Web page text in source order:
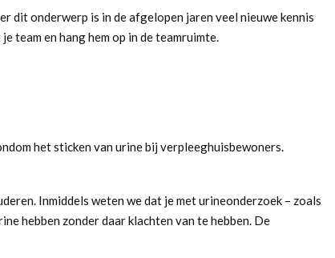
dit onderwerp is in de afgelopen jaren veel nieuwe kennis
team en hang hem op in de teamruimte.
het sticken van urine bij verpleeghuisbewoners.
Inmiddels weten we dat je met urineonderzoek – zoals
hebben zonder daar klachten van te hebben. De